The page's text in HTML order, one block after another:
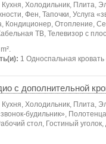
Кухня, Холодильник, Плита,
Фен, Тапочки, Услуга
Кондиционер, Отопление,
ТВ, Телевизор с
1 Односпальная
с дополнительной
Кухня, Холодильник, Плита,
будильник»,
стол, Гостиный